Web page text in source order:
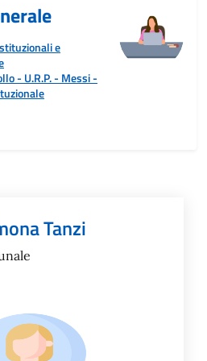
e
- U.R.P. - Messi-
Tanzi